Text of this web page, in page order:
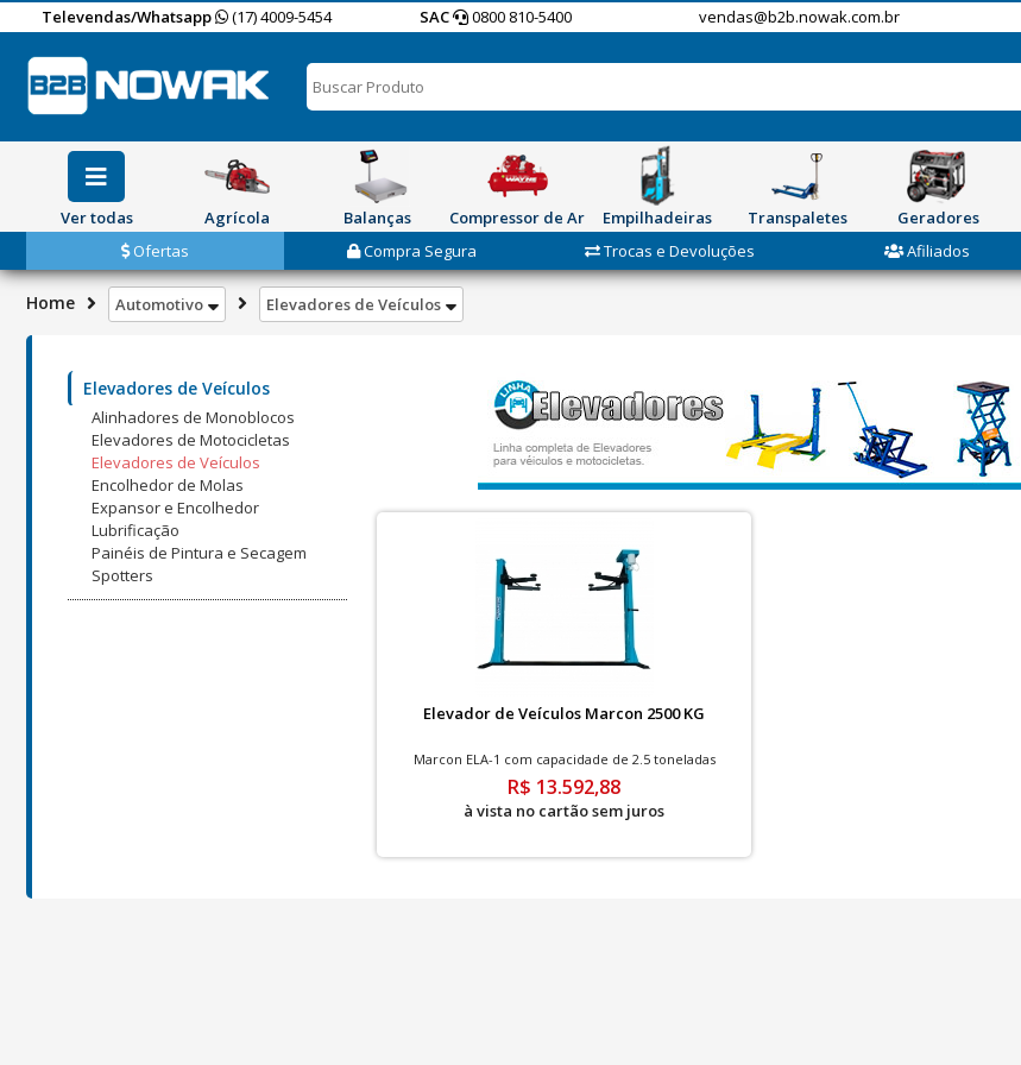
Televendas/Whatsapp (17) 4009-5454 SAC 0800 810-5400 vendas@b2b.nowak.com.br
Ver todas Agrícola Balanças Compressor de Ar Empilhadeiras Transpaletes Geradores
Ofertas
Compra Segura Trocas e Devoluções Afiliados
Home Automotivo Elevadores de Veículos
Elevadores de Veículos
Alinhadores de Monoblocos
Elevadores de Motocicletas
Elevadores de Veículos
Encolhedor de Molas
Expansor e Encolhedor
Lubrificação
Painéis de Pintura e Secagem
Spotters
Elevador de Veículos Marcon 2500 KG
Marcon ELA-1 com capacidade de 2.5 toneladas
R$ 13.592,88
à vista no cartão sem juros